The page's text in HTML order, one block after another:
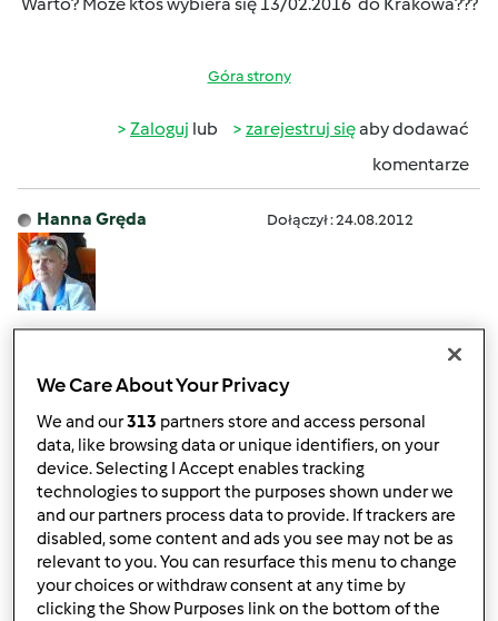
Góra strony
Zaloguj lub zarejestruj sięaby dodawać
komentarze
Hanna Gręda Dołączył : 24.08.2012
Ewo na każde warsztaty iść warto .Zawsze coś nowego
zobaczysz dopytasz .Ja niestety jestem z Łodzi więc się na
krakowskie nie wybiorę
Góra strony
Zalogujlub zarejestruj sięaby dodawać
komentarze
We Care About Your Privacy
We and our313 partners store and access personal
data, like browsing data or unique identifiers, on your
device. Selecting I Accept enables tracking
technologies to support the purposes shown under we
and our partners process data to provide. If trackers are
disabled, some content and ads you see may not be as
relevant to you. You can resurface this menu to change
your choices or withdraw consent at any time by
clicking the Show Purposes link on the bottom of the